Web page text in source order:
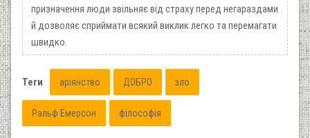
призначення люди звільняє від страху перед негараздами
й дозволяє сприймати всякий виклик легко та перемагати
швидко.
Теги аріянство ДОБРО зло
Ральф Емерсон філософія